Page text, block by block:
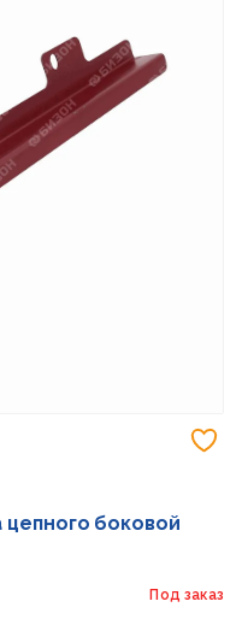
боковой
Под заказ